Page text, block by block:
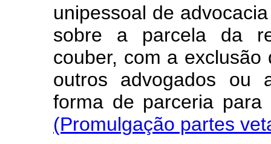
unipessoal de
sobre a parcela da
couber, com a
outros advogados ou
forma de parceria
(Promulgação partes